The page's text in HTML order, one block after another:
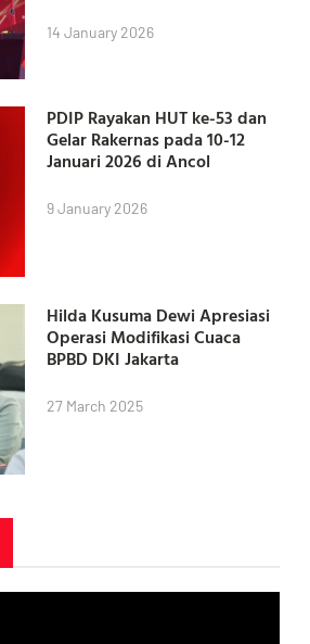
14 January 2026
PDIP Rayakan HUT ke-53 dan
Gelar Rakernas pada 10-12
Januari 2026 di Ancol
9 January 2026
Hilda Kusuma Dewi Apresiasi
Operasi Modifikasi Cuaca
BPBD DKI Jakarta
27 March 2025